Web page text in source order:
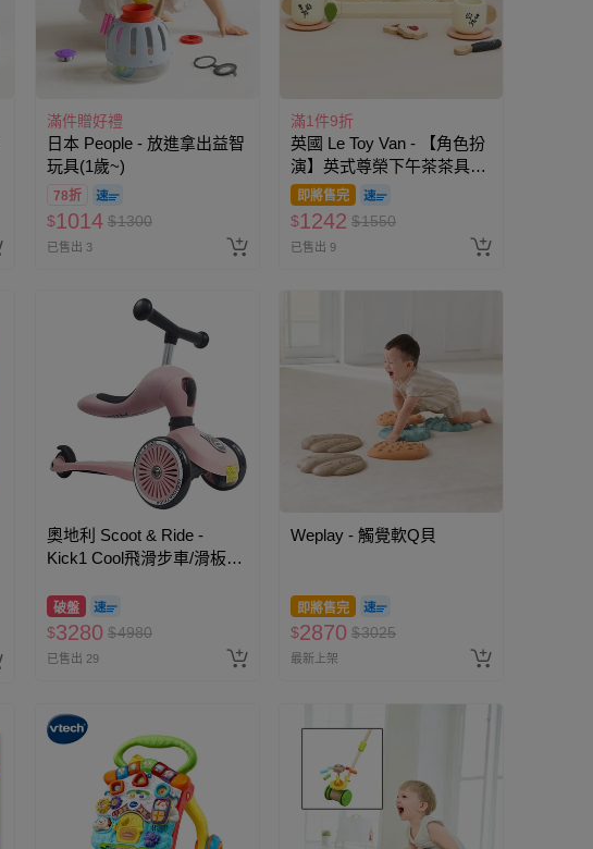
滿件贈好禮
日本 People - 放進拿出益智
玩具(1歲~)
78折
$1014 $1300
已售出 3
滿1件9折
英國 Le Toy Van - 【角色扮
演】英式尊榮下午茶茶具全
配玩具組
即將售完
$1242 $1550
已售出 9
奧地利 Scoot & Ride -
Kick1 Cool飛滑步車/滑板
破盤
$3280 $4980
已售出 29
Weplay - 觸覺軟Q貝
即將售完
$2870 $3025
最新上架